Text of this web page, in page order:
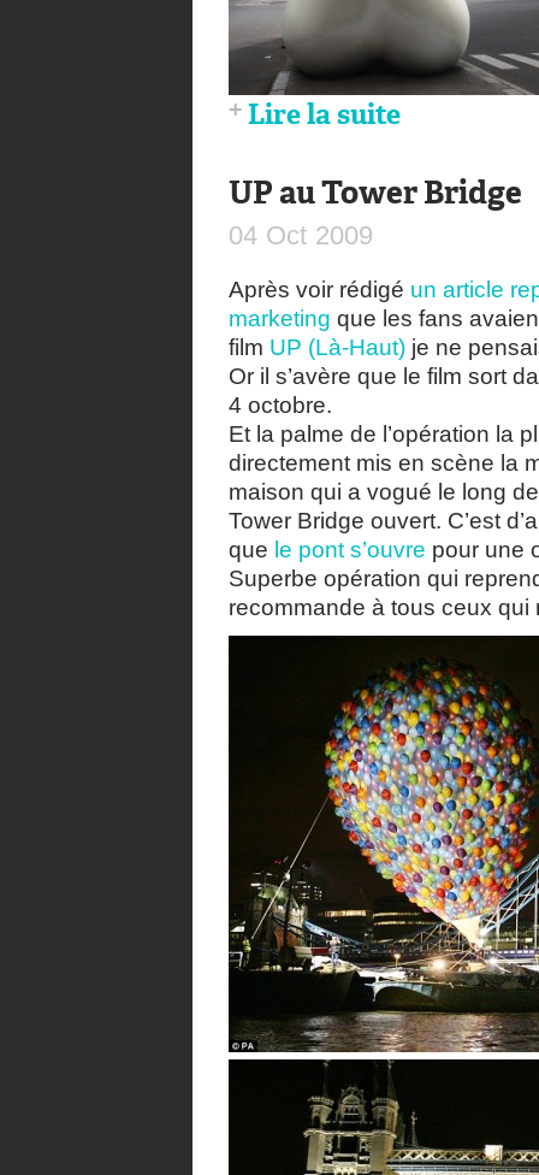
Lire la suite
UP au Tower Bridge
04 Oct 2009
Après voir rédigé un article
marketing que les fans
film UP (Là-Haut) je ne
Or il s’avère que le film sort
4 octobre.
Et la palme de l’opération la
directement mis en scène la
maison qui a vogué le long
Tower Bridge ouvert. C’est
que le pont s’ouvre pour une
Superbe opération qui
recommande à tous ceux qui